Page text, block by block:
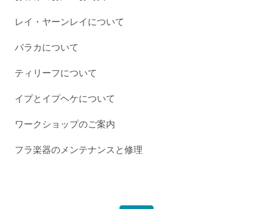
レイ・ヤーンレイについて
パラカについて
ティリーフについて
イプとイプヘケについて
ワークショップのご案内
フラ楽器のメンテナンスと修理